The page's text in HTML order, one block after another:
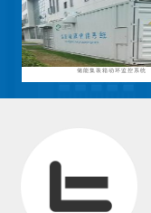
储能集装箱动环监控系统